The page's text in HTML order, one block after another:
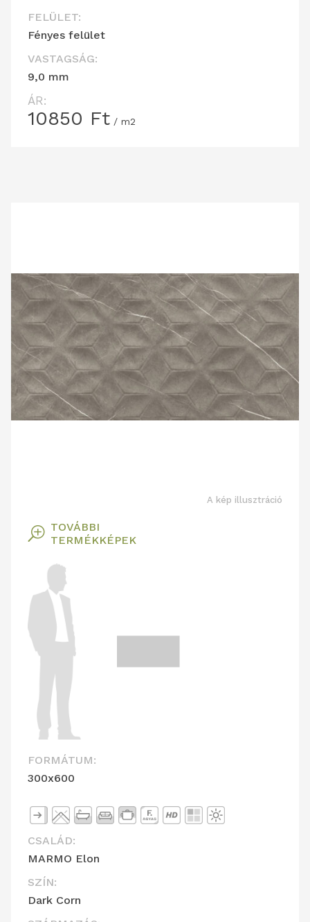
FELÜLET:
Fényes felület
VASTAGSÁG:
9,0 mm
ÁR:
10850 Ft / m2
A kép illusztráció
T TOVÁBBI
TERMÉKKÉPEK
FORMÁTUM:
300x600
CSALÁD:
MARMO Elon
SZÍN:
Dark Corn